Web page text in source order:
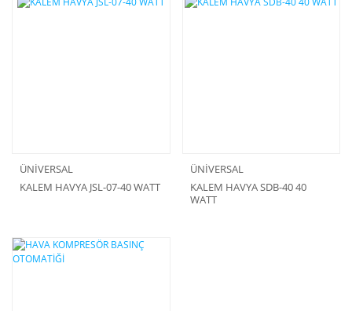
ÜNİVERSAL
KALEM HAVYA JSL-07-40 WATT
ÜNİVERSAL
KALEM HAVYA SDB-40 40
WATT